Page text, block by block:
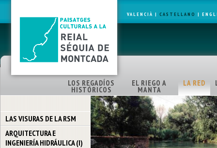
VALENCIÀ | CASTELLANO |
LOS REGADÍOS
HISTÓRICOS
EL RIEGO A
MANTA
LA RED
LAS VISURAS DE LA RSM
ARQUITECTURA E
INGENIERÍA HIDRÁULICA (I)